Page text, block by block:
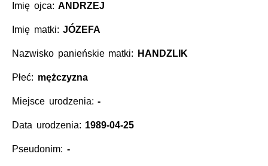
Imię ojca:ANDRZEJ
Imię matki:JÓZEFA
Nazwisko panieńskie matki: HANDZLIK
Płeć: mężczyzna
Miejsce urodzenia:-
Data urodzenia: 1989-04-25
Pseudonim: -